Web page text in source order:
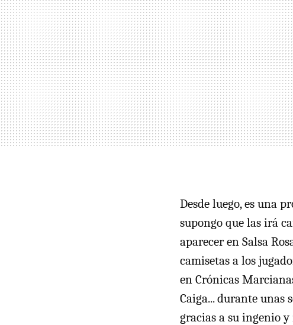
Desde luego, es una
supongo que las irá
aparecer en Salsa
camisetas a los
en Crónicas
Caiga... durante unas
gracias a su ingenio